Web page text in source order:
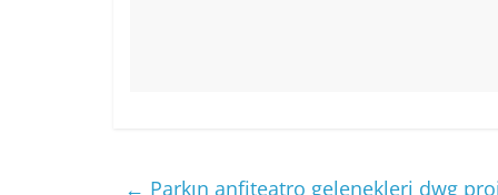
← Parkın anfiteatro gelenekleri dwg